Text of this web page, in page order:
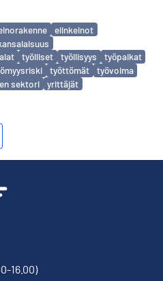
elinkeinot
työlliset työllisyys
työpaikat
työttömät
työvoima
sektori yrittäjät
16.00)